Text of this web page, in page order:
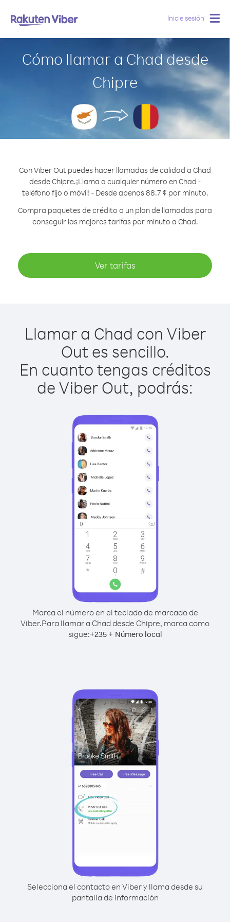
Inicie sesión
Cómo llamar a Chad desde
Chipre
Con Viber Out puedes hacer llamadas de calidad a Chad
desde Chipre.¡Llama a cualquier número en Chad -
teléfono fijo o móvil! - Desde apenas 88.7 ¢ por minuto.
Compra paquetes de crédito o un plan de llamadas para
conseguir las mejores tarifas por minuto a Chad.
Ver tarifas
Llamar a Chad con Viber
Out es sencillo.
En cuanto tengas créditos
de Viber Out, podrás:
Marca el número en el teclado de marcado de
Viber.Para llamar a Chad desde Chipre, marca como
sigue:+235+ Número local
Selecciona el contacto en Viber y llama desde su
pantalla de información